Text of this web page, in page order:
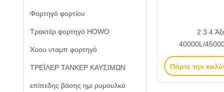
Φορτηγό φορτίου
Τρακτέρ φορτηγό HOWO
Χοου νταμπ φορτηγό
ΤΡΕΪΛΕΡ ΤΑΝΚΕΡ ΚΑΥΣΙΜΩΝ
επίπεδης βάσης ημι ρυμουλκό
2 3 4
40000L/
Καρβόνιο/
ατσάλινο Τροχαίο
Πάρτε την